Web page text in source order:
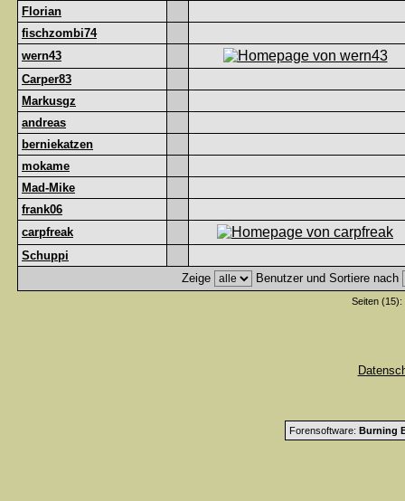
Florian
fischzombi74
wern43
Carper83
Markusgz
andreas
berniekatzen
mokame
Mad-Mike
frank06
carpfreak
Schuppi
Zeige
Benutzer und Sortiere nach
Seiten (15):
Forensoftware: Burning